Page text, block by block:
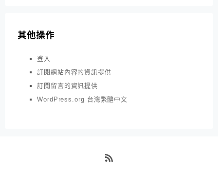
其他操作
登入
訂閱網站內容的資訊提供
訂閱留言的資訊提供
WordPress.org 台灣繁體中文